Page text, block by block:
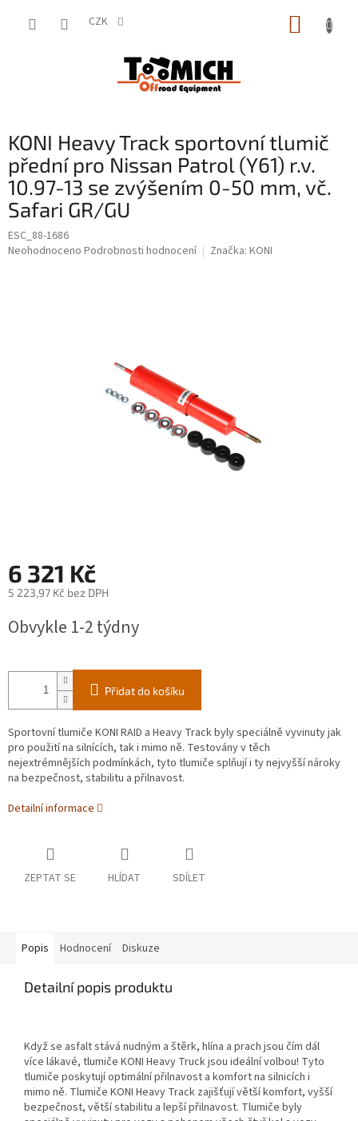
CZK
KONI Heavy Track sportovní tlumič
přední pro Nissan Patrol (Y61) r.v.
10.97-13 se zvýšením 0-50 mm, vč.
Safari GR/GU
ESC_88-1686
Průměrné
Neohodnoceno Podrobnosti hodnocení Značka: KONI
6 321 Kč
5 223,97 Kč bez DPH
cena:
Obvykle 1-2 týdny
Přidat do košíku
Sportovní tlumiče KONI RAID a Heavy Track byly speciálně vyvinuty jak
pro použití na silnících, tak i mimo ně. Testovány v těch
nejextrémnějších podmínkách, tyto tlumiče splňují i ty nejvyšší nároky
na bezpečnost, stabilitu a přilnavost.
Detailní informace
ZEPTAT SE HLÍDAT SDÍLET
Popis Hodnocení Diskuze
Detailní popis produktu
Když se asfalt stává nudným a štěrk, hlína a prach jsou čím dál
více lákavé, tlumiče KONI Heavy Truck jsou ideální volbou! Tyto
tlumiče poskytují optimální přilnavost a komfort na silnicích i
mimo ně. Tlumiče KONI Heavy Track zajišťují větší komfort, vyšší
bezpečnost, větší stabilitu a lepší přilnavost. Tlumiče byly